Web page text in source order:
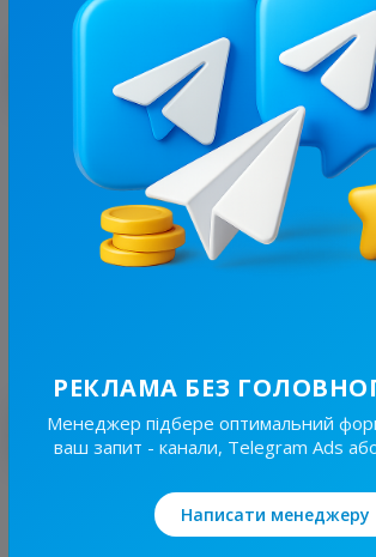
З цим каналом часто купують
20.3K/
4.8K
Кам'янське | Каменское -
Регіональні
Ціна реклами
Найкращі за темою
19.7K/
3.8K
Новини Львівщини та
РЕКЛАМА БЕЗ
Менеджер підбере оптимальний
ваш запит - канали, Telegram Ads
Написати менеджеру